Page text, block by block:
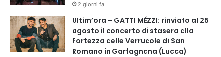
2 giorni fa
Ultim’ora – GATTI MÉZZI: rinviato al 25
agosto il concerto di stasera alla
Fortezza delle Verrucole di San
Romano in Garfagnana (Lucca)